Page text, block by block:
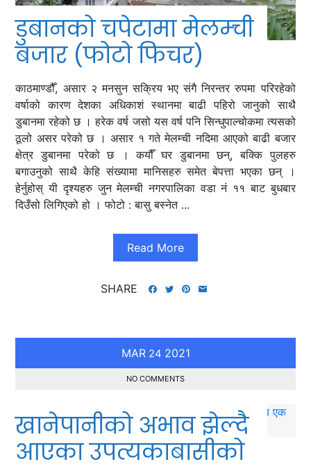
डुबानको चपेटामा मेलम्ची
बजार (फोटो फिचर)
काठमाण्डौँ, असार २ मनसुन सक्रिय भए संगै निरन्तर रुपमा परिरहेको
वर्षाको कारण देशका अधिकाशं स्थानमा बाढी पहिरो जानुको साथै
डुबानमा रहेको छ । हरेक वर्ष जसो यस वर्ष पनि सिन्धुपाल्चोकमा त्यसको
ठूलो असर परेको छ । असार १ गते मेलम्ची नदिमा आएको बाढी बजार
क्षेत्र डुबानमा परेको छ । कयौँ घर डुबानमा छन्, बक्कि पुलहरु
बगाउनुको साथै केहि संख्यामा मानिसहरु समेत बेपत्ता भएका छन् ।
हेर्नुहोस् यी दृश्यहरु जुन मेलम्ची नगरपालिका वडा नं ११ बाट बुधबार
दिउँसो लिगिएको हो । फोटो : बासु बस्नेत ...
Read More
SHARE
MAR 24 2021
NO COMMENTS
खानेपानीको अभाव झेल्दै
आएका उपत्यकाबासीको